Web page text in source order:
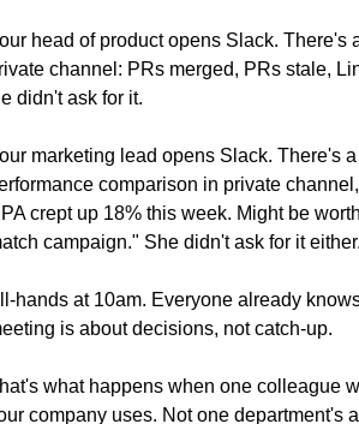
head of product opens Slack. There's
channel: PRs merged, PRs stale,
didn't ask for it.
marketing lead opens Slack. There's
comparison in private
crept up 18% this week. Might be
campaign." She didn't ask for it either.
hands at 10am. Everyone already
is about decisions, not catch-up.
what happens when one colleague
company uses. Not one department's